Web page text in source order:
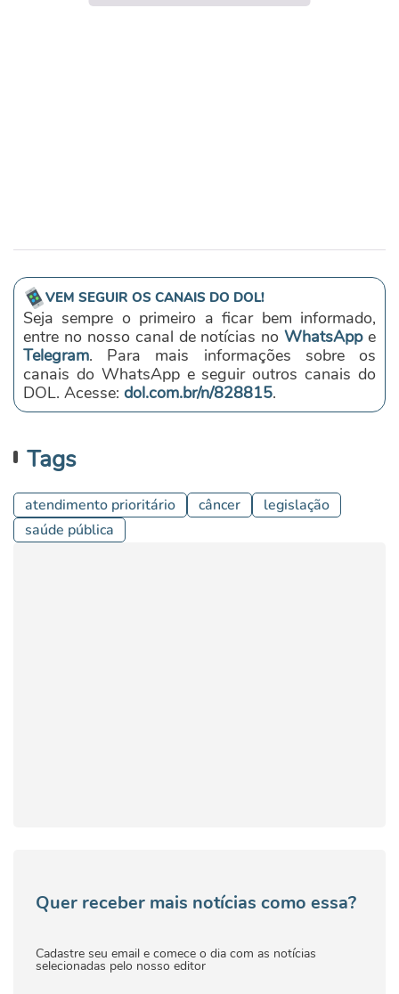
VEM SEGUIR OS CANAIS DO DOL!
Seja sempre o primeiro a ficar bem informado,
entre no nosso canal de notícias noWhatsAppe
Telegram. Para mais informações sobre os
canais do WhatsApp e seguir outros canais do
DOL. Acesse: dol.com.br/n/828815.
Tags
atendimento prioritário câncer
legislação
saúde pública
Quer receber mais notícias como essa?
Cadastre seu email e comece o dia com as notícias
selecionadas pelo nosso editor